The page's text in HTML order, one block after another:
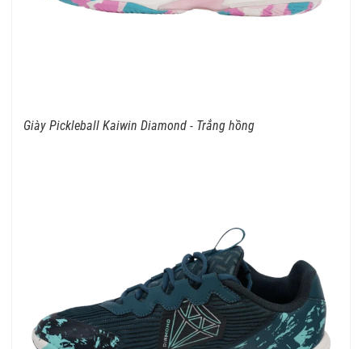
Giày Pickleball Kaiwin Diamond - Trắng hồng